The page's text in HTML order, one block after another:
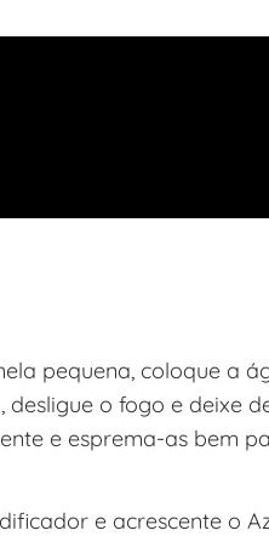
pequena, coloque a
o fogo e deixe
e esprema-as bem
e acrescente o